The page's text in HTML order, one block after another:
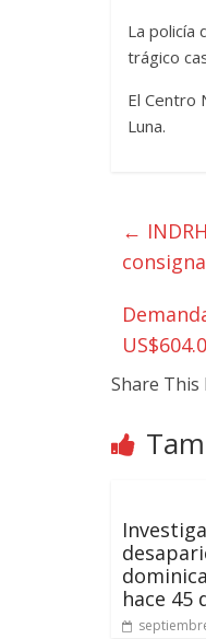
La policía
trágico
El Centro
Luna.
←
Share This
hace 45